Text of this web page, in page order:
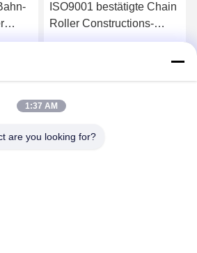
ISO9001 bestätigte Chain
Roller Constructions-
Maschinerie-Teile des
1:37 AM
are you looking for?